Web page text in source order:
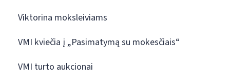
Viktorina moksleiviams
VMI kviečia į „Pasimatymą su mokesčiais“
VMI turto aukcionai